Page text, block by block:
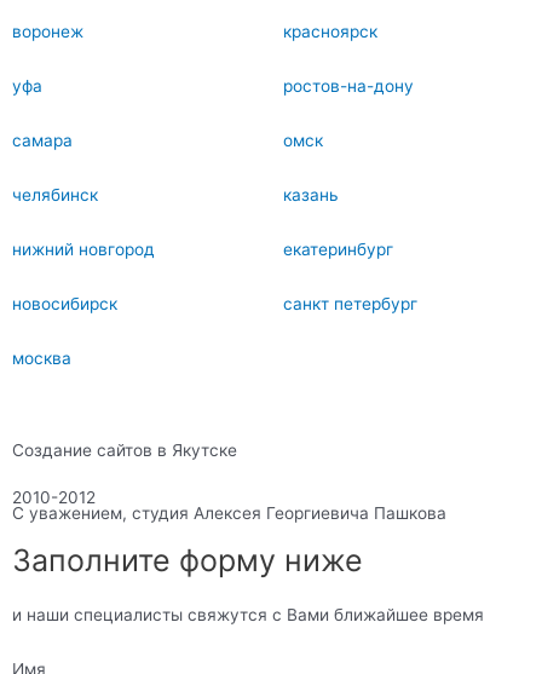
воронеж красноярск
уфа ростов-на-дону
самара омск
челябинск казань
нижний новгород екатеринбург
новосибирск санкт петербург
москва
Создание сайтов в Якутске
2010-2012
С уважением, студия Алексея Георгиевича Пашкова
Заполните форму ниже
и наши специалисты свяжутся с Вами ближайшее время
Имя